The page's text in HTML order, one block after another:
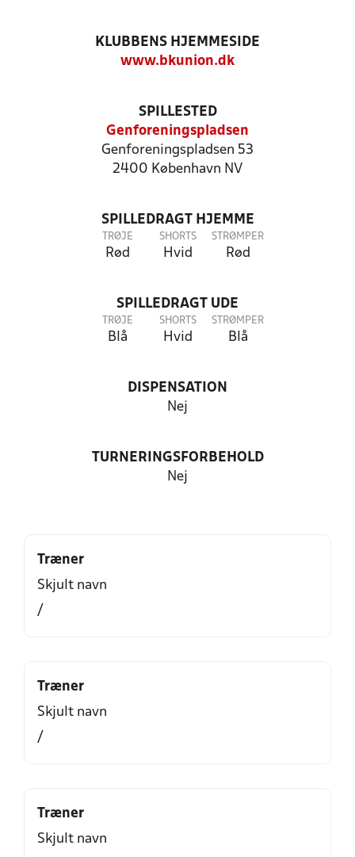
KLUBBENS HJEMMESIDE
www.bkunion.dk
SPILLESTED
Genforeningspladsen
Genforeningspladsen 53
2400 København NV
SPILLEDRAGT HJEMME
TRØJE
Rød
SHORTS
Hvid
STRØMPER
Rød
SPILLEDRAGT UDE
TRØJE
Blå
SHORTS
Hvid
STRØMPER
Blå
DISPENSATION
Nej
TURNERINGSFORBEHOLD
Nej
Træner
Skjult navn
/
Træner
Skjult navn
/
Træner
Skjult navn